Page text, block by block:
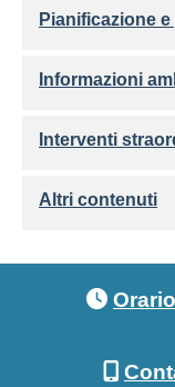
Pianificazione
Informazioni
Interventi
Altri contenuti